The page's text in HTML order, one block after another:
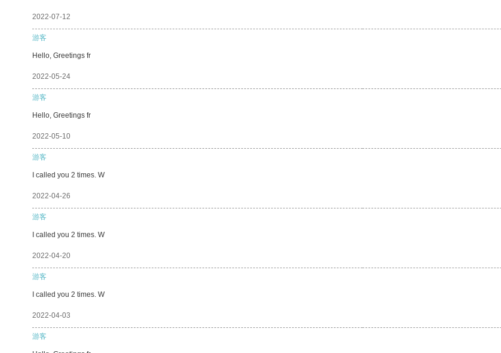
2022-07-12
游客
Hello, Greetings fr
2022-05-24
游客
Hello, Greetings fr
2022-05-10
游客
I called you 2 times. W
2022-04-26
游客
I called you 2 times. W
2022-04-20
游客
I called you 2 times. W
2022-04-03
游客